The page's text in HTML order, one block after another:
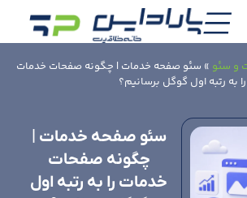
و سئو » سئو صفحه خدمات | چگونه صفحات خدمات
را به رتبه اول گوگل برسانیم؟
سئو صفحه خدمات |
چگونه صفحات
خدمات را به رتبه اول